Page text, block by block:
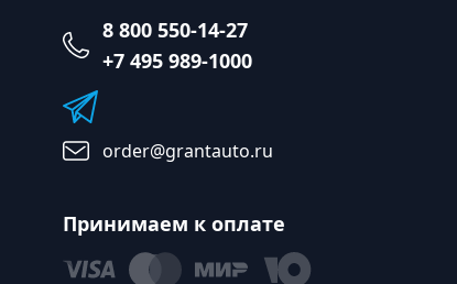
8 800 550-14-27
+7 495 989-1000
order@grantauto.ru
Принимаем к оплате